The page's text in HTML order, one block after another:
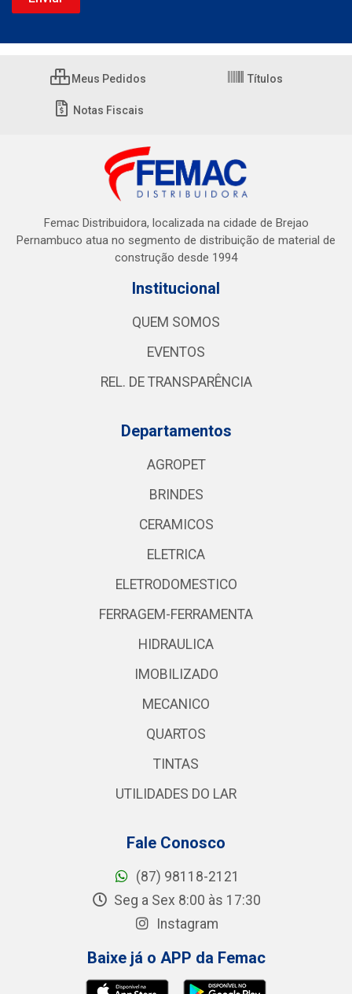
Meus Pedidos Títulos
Notas Fiscais
Femac Distribuidora, localizada na cidade de Brejao
Pernambuco atua no segmento de distribuição de material de
construção desde 1994
Institucional
QUEM SOMOS
EVENTOS
REL. DE TRANSPARÊNCIA
Departamentos
AGROPET
BRINDES
CERAMICOS
ELETRICA
ELETRODOMESTICO
FERRAGEM-FERRAMENTA
HIDRAULICA
IMOBILIZADO
MECANICO
QUARTOS
TINTAS
UTILIDADES DO LAR
Fale Conosco
(87) 98118-2121
Seg a Sex 8:00 às 17:30
Instagram
Baixe já o APP da Femac